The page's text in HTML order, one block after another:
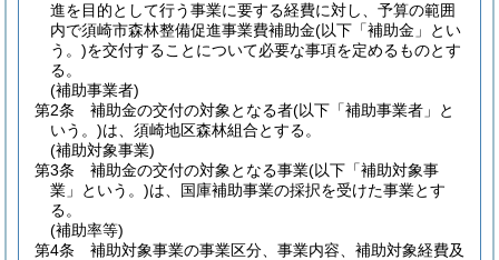
進を目的として行う事業に要する経費に対し、予算の範囲
内で須崎市森林整備促進事業費補助金(以下「補助金」とい
う。)を交付することについて必要な事項を定めるものとす
る。
(補助事業者)
第2条
補助金の交付の対象となる者(以下「補助事業者」と
いう。)は、須崎地区森林組合とする。
(補助対象事業)
第3条
補助金の交付の対象となる事業(以下「補助対象事
業」という。)は、国庫補助事業の採択を受けた事業とす
る。
(補助率等)
第4条
補助対象事業の事業区分、事業内容、補助対象経費及